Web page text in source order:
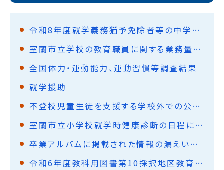
令和8年度就学義務猶予免除者等の中学校卒業程度認定試験の実施について
室蘭市立学校の教育職員に関する業務量管理・健康確保措置実施計画の策定について
全国体力・運動能力、運動習慣等調査結果
就学援助
不登校児童生徒を支援する学校外での公的機関 及び 民間機関における相談・指導・学習に関するガイドライン【不登校ガイドライン】
室蘭市立小学校就学時健康診断の日程について
卒業アルバムに掲載された情報の漏えいのおそれについて
令和6年度教科用図書第10採択地区教育委員会協議会